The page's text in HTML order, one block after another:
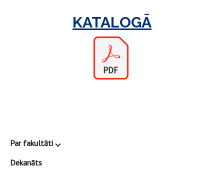
KATALOGĀ
Par fakultāti
Dekanāts